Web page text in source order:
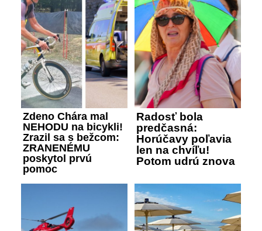
Zdeno Chára mal
NEHODU na bicykli!
Zrazil sa s bežcom:
ZRANENÉMU
poskytol prvú
pomoc
Radosť bola
predčasná:
Horúčavy poľavia
len na chvíľu!
Potom udrú znova